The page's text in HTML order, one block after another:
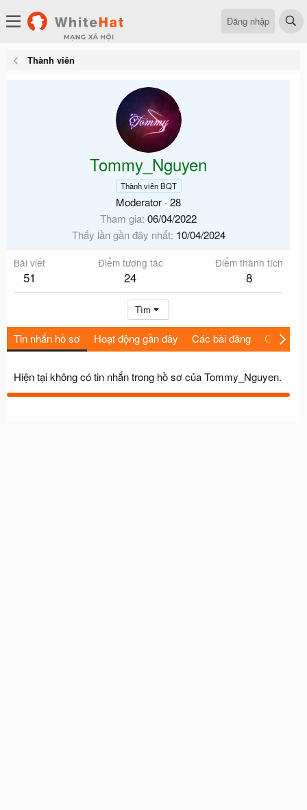
Đăng nhập
Thành viên
Tommy_Nguyen
Thành viên BQT
Moderator · 28
Tham gia 06/04/2022
Thấy lần gần đây nhất 10/04/2024
Bài viết
51
Điểm tương tác
24
Điểm thành tích
8
Tìm
Tin nhắn hồ sơ Hoạt động gần đây Các bài đăng Giới thiệu
Hiện tại không có tin nhắn trong hồ sơ của Tommy_Nguyen.